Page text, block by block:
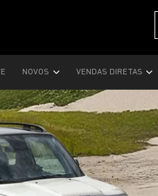
NOVOS VENDAS DIRETAS